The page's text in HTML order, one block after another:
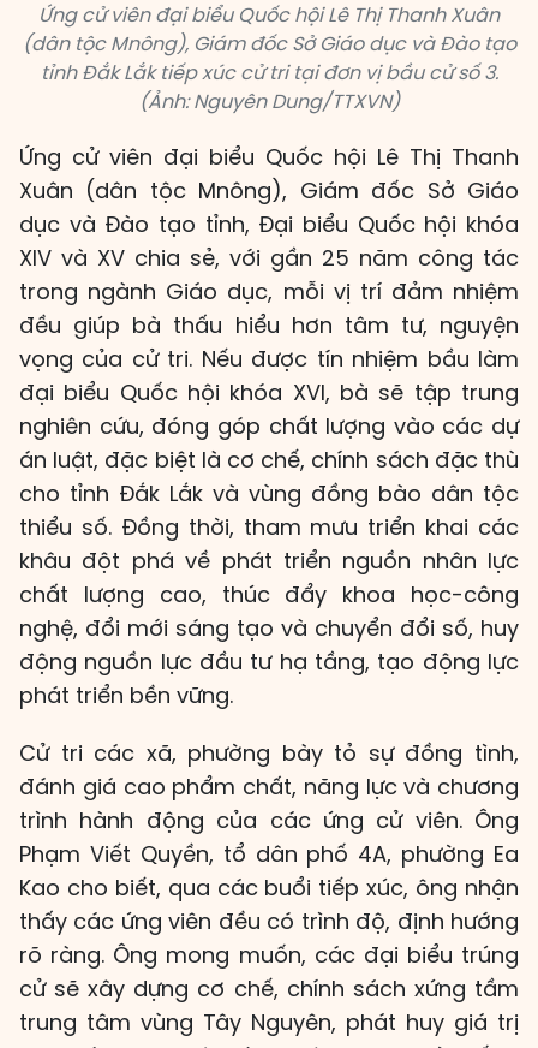
Ứng cử viên đại biểu Quốc hội Lê Thị Thanh Xuân
(dân tộc Mnông), Giám đốc Sở Giáo dục và Đào tạo
tỉnh Đắk Lắk tiếp xúc cử tri tại đơn vị bầu cử số 3.
(Ảnh: Nguyên Dung/TTXVN)
Ứng cử viên đại biểu Quốc hội Lê Thị Thanh
Xuân (dân tộc Mnông), Giám đốc Sở Giáo
dục và Đào tạo tỉnh, Đại biểu Quốc hội khóa
XIV và XV chia sẻ, với gần 25 năm công tác
trong ngành Giáo dục, mỗi vị trí đảm nhiệm
đều giúp bà thấu hiểu hơn tâm tư, nguyện
vọng của cử tri. Nếu được tín nhiệm bầu làm
đại biểu Quốc hội khóa XVI, bà sẽ tập trung
nghiên cứu, đóng góp chất lượng vào các dự
án luật, đặc biệt là cơ chế, chính sách đặc thù
cho tỉnh Đắk Lắk và vùng đồng bào dân tộc
thiểu số. Đồng thời, tham mưu triển khai các
khâu đột phá về phát triển nguồn nhân lực
chất lượng cao, thúc đẩy khoa học-công
nghệ, đổi mới sáng tạo và chuyển đổi số, huy
động nguồn lực đầu tư hạ tầng, tạo động lực
phát triển bền vững.
Cử tri các xã, phường bày tỏ sự đồng tình,
đánh giá cao phẩm chất, năng lực và chương
trình hành động của các ứng cử viên. Ông
Phạm Viết Quyền, tổ dân phố 4A, phường Ea
Kao cho biết, qua các buổi tiếp xúc, ông nhận
thấy các ứng viên đều có trình độ, định hướng
rõ ràng. Ông mong muốn, các đại biểu trúng
cử sẽ xây dựng cơ chế, chính sách xứng tầm
trung tâm vùng Tây Nguyên, phát huy giá trị